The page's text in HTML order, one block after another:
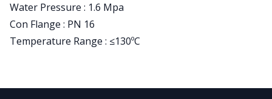
Water Pressure : 1.6 Mpa
Con Flange : PN 16
Temperature Range : ≤130ºC